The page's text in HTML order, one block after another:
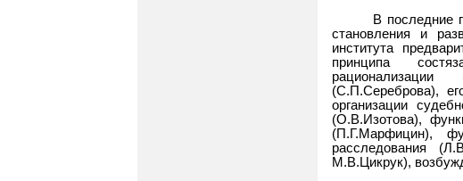
В последние
становления и
института
принципа
рационализации
(С.П.Сереброва),
организации
(О.В.Изотова),
(П.Г.Марфицин),
расследования
М.В.Цикрук),